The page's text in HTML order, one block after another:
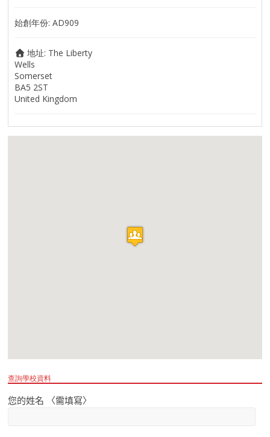
始創年份:AD909
地址: The Liberty
Wells
Somerset
BA5 2ST
United Kingdom
查詢學校資料
您的姓名 〈需填寫〉